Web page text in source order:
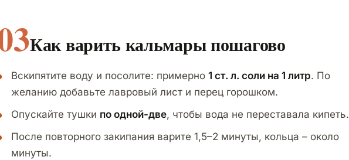
Как варить кальмары пошагово
Вскипятите воду и посолите: примерно 1 ст. л. соли на 1 литр. По
желанию добавьте лавровый лист и перец горошком.
Опускайте тушки по одной-две, чтобы вода не переставала кипеть.
После повторного закипания варите 1,5–2 минуты, кольца – около
минуты.